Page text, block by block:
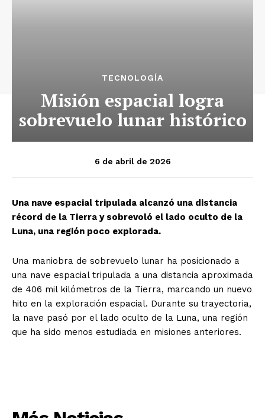
TECNOLOGÍA
Misión espacial logra
sobrevuelo lunar histórico
6 de abril de 2026
Una nave espacial tripulada alcanzó una distancia
récord de la Tierra y sobrevoló el lado oculto de la
Luna, una región poco explorada.
Una maniobra de sobrevuelo lunar ha posicionado a
una nave espacial tripulada a una distancia aproximada
de 406 mil kilómetros de la Tierra, marcando un nuevo
hito en la exploración espacial. Durante su trayectoria,
la nave pasó por el lado oculto de la Luna, una región
que ha sido menos estudiada en misiones anteriores.